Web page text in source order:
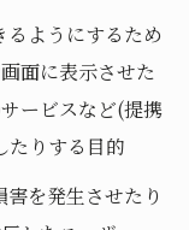
ようにするため
面に表示させた
ービスなど(提携
たりする目的
を発生させたり